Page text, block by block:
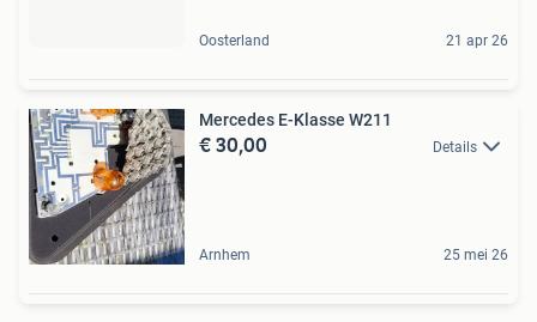
Oosterland 21 apr 26
Mercedes E-Klasse W211
€ 30,00 Details
Arnhem 25 mei 26